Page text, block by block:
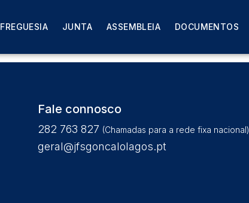
FREGUESIA JUNTA ASSEMBLEIA DOCUMENTOS
Fale connosco
282 763 827 (Chamadas para a rede fixa nacional)
geral@jfsgoncalolagos.pt